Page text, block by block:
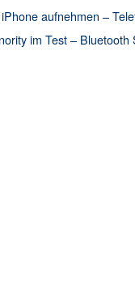
aufnehmen –
im Test – Bluetooth